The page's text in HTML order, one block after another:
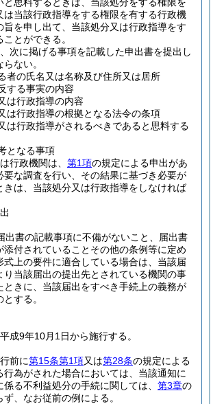
は当該行政指導をする権限を有する行政機
旨を申し出て、当該処分又は行政指導をす
とができる。
次に掲げる事項を記載した申出書を提出し
ない。
者の氏名又は名称及び住所又は居所
する事実の内容
は行政指導の内容
は行政指導の根拠となる法令の条項
は行政指導がされるべきであると思料する
となる事項
行政機関は、 第1項の規定による申出があ
要な調査を行い、その結果に基づき必要が
きは、当該処分又は行政指導をしなければ
出書の記載事項に不備がないこと、届出書
添付されていることその他の条例等に定め
式上の要件に適合している場合は、当該届
り当該届出の提出先とされている機関の事
ときに、当該届出をすべき手続上の義務が
する。
成9年10月1日から施行する。
前に第15条第1項又は第28条の規定による
行為がされた場合においては、当該通知に
る不利益処分の手続に関しては、 第3章の
、なお従前の例による。